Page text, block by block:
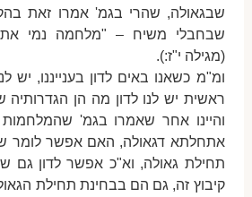
שבגאולה, שהרי בגמ' אמרו זאת
שבחבלי משיח – "מלחמה נמי
(מגילה י"ז:).
ומ"מ כשאנו באים לדון בענייננו, יש
ראשית יש לנו לדון מה הן
והיינו אחר שאמרו בגמ'
אתחלתא דגאולה, האם אפשר לומר
תחילת גאולה, וא"כ אפשר לדון גם
קיבוץ זה, גם הם בבחינת תחילת